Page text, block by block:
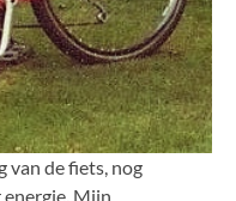
van de fiets, nog
Mijn